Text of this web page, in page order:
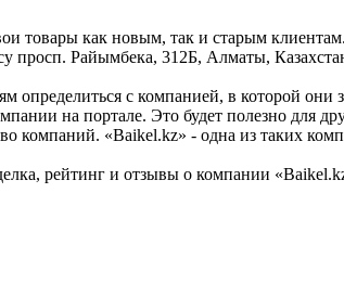
товары как новым, так и старым
просп. Райымбека, 312Б, Алматы,
определиться с компанией, в которой
на портале. Это будет полезно для
компаний. «Baikel.kz» - одна из таких
рейтинг и отзывы о компании